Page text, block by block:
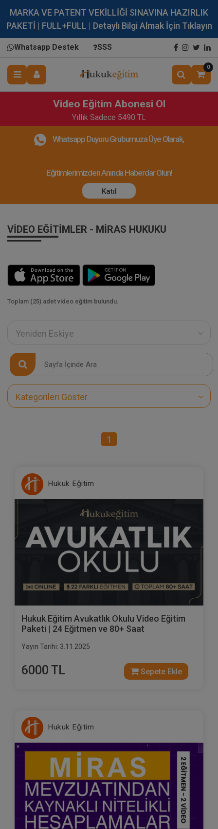
MARKA VE PATENT VEKİLLİĞİ SINAVINA HAZIRLIK
PAKETİ | FULL+FULL | Detaylı Bilgi Almak İçin Tıklayın
Whatsapp Destek SSS
0
Video Eğitim Abonesi Ol
Yıllık Sadece 5490 TL
Whatsapp Duyuru Grubumuza Üye Olarak,
Eğitimlerimizden Anında Haberdar Olun!
Katıl
VIDEO EĞITIMLER - MIRAS HUKUKU
Toplam (25) adet video eğitim bulundu.
Yeniden Eskiye
Kategorileri Göster
1
Hukuk Eğitim
Hukuk Eğitim Avukatlık Okulu Video Eğitim
Paketi | 24 Eğitmen ve 80+ Saat
Yayın Tarihi: 3.11.2025
6000 TL Sepete Ekle
Hukuk Eğitim